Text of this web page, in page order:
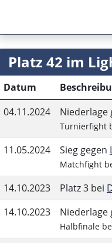
Platz 42 im
Datum
04.11.2024
Niederlage
Turnierfight
11.05.2024 Sieg gegen
Matchfight
14.10.2023 Platz 3 bei
14.10.2023
Niederlage
Halbfinale